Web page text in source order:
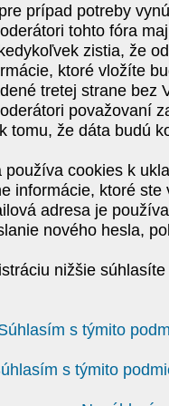
prípad potreby
tohto fóra
zistia, že
ktoré vložíte
tretej strane bez
považovaní
tomu, že dáta budú
používa cookies k
informácie, ktoré
adresa je
nového hesla,
nižšie
s týmito
s týmito